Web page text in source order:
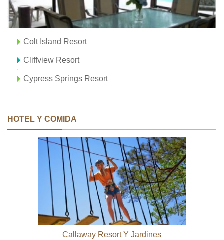
Colt Island Resort
Cliffview Resort
Cypress Springs Resort
HOTEL Y COMIDA
Callaway Resort Y Jardines